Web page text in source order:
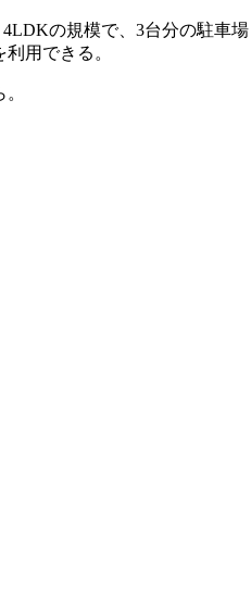
の規模で、3台分の駐車
用できる。